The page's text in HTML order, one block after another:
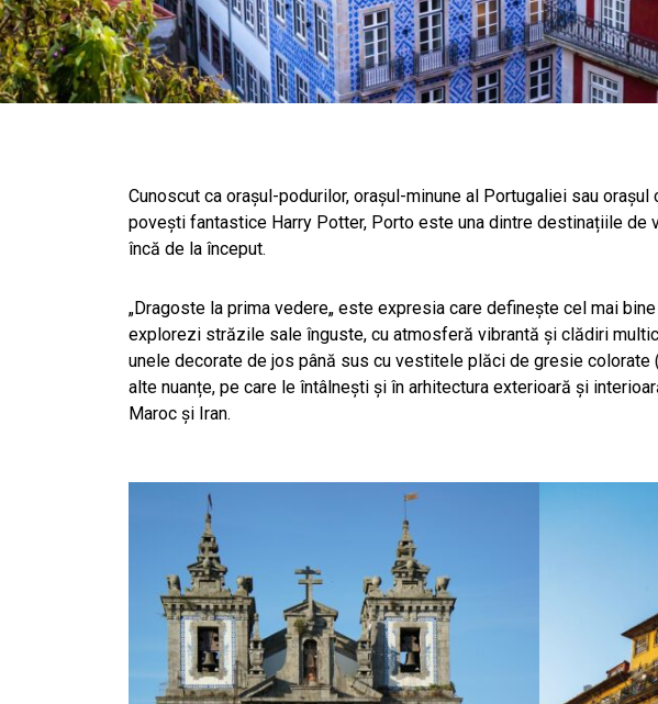
Cunoscut ca orașul-podurilor, orașul-minune al Portugaliei sau
povești fantastice Harry Potter, Porto este una dintre destinațiile de
încă de la început.
„Dragoste la prima vedere„ este expresia care definește cel mai
explorezi străzile sale înguste, cu atmosferă vibrantă și clădiri
unele decorate de jos până sus cu vestitele plăci de gresie colorate
alte nuanțe, pe care le întâlnești și în arhitectura exterioară și
Maroc și Iran.